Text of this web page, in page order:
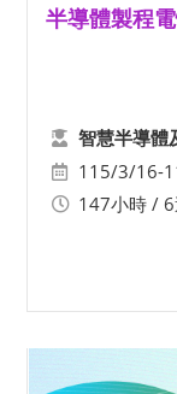
半導體製程
智慧半導體
115/3/16-
147小時 / 6